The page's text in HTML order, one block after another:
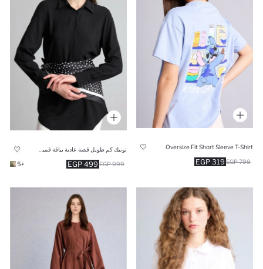
Oversize Fit Short Sleeve T-Shirt
319 EGP 799 EGP
499 EGP 999 EGP
+5